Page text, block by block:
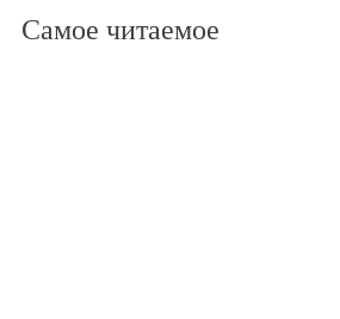
Самое читаемое